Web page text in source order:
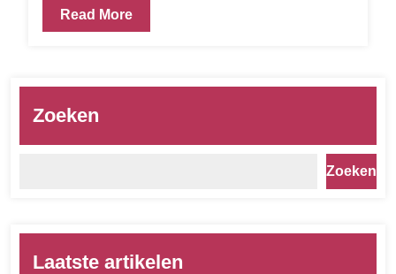
Read More
Zoeken
Zoeken
Laatste artikelen